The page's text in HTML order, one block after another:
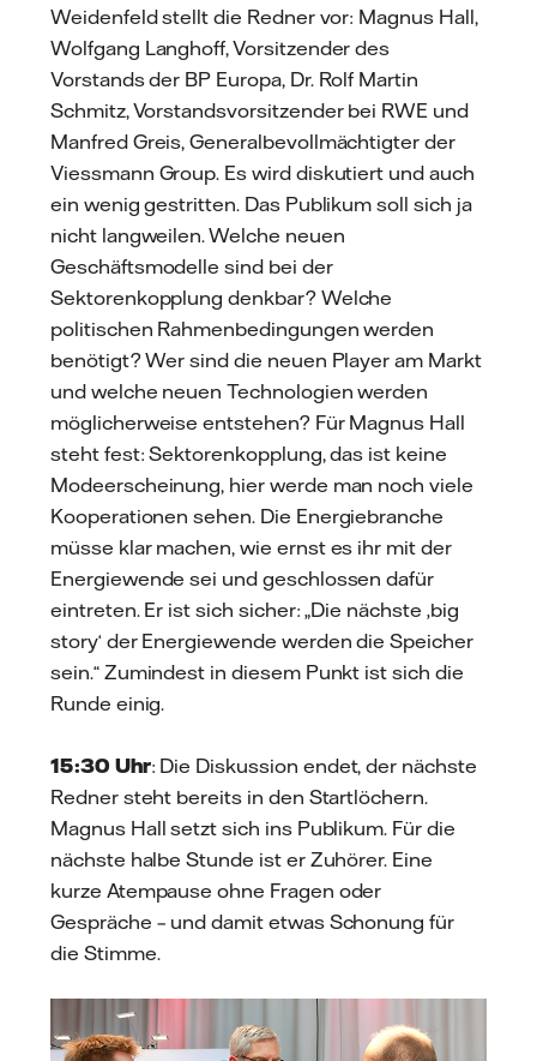
Weidenfeld stellt die Redner vor: Magnus Hall,
Wolfgang Langhoff, Vorsitzender des
Vorstands der BP Europa, Dr. Rolf Martin
Schmitz, Vorstandsvorsitzender bei RWE und
Manfred Greis, Generalbevollmächtigter der
Viessmann Group. Es wird diskutiert und auch
ein wenig gestritten. Das Publikum soll sich ja
nicht langweilen. Welche neuen
Geschäftsmodelle sind bei der
Sektorenkopplung denkbar? Welche
politischen Rahmenbedingungen werden
benötigt? Wer sind die neuen Player am Markt
und welche neuen Technologien werden
möglicherweise entstehen? Für Magnus Hall
steht fest: Sektorenkopplung, das ist keine
Modeerscheinung, hier werde man noch viele
Kooperationen sehen. Die Energiebranche
müsse klar machen, wie ernst es ihr mit der
Energiewende sei und geschlossen dafür
eintreten. Er ist sich sicher: „Die nächste ‚big
story‘ der Energiewende werden die Speicher
sein.“ Zumindest in diesem Punkt ist sich die
Runde einig.
15:30 Uhr: Die Diskussion endet, der nächste
Redner steht bereits in den Startlöchern.
Magnus Hall setzt sich ins Publikum. Für die
nächste halbe Stunde ist er Zuhörer. Eine
kurze Atempause ohne Fragen oder
Gespräche – und damit etwas Schonung für
die Stimme.